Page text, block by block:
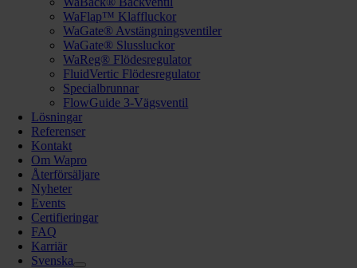
WaFlap™ Klaffluckor
WaGate® Avstängningsventiler
WaGate® Slussluckor
WaReg® Flödesregulator
FluidVertic Flödesregulator
Specialbrunnar
FlowGuide 3-Vägsventil
Lösningar
Referenser
Kontakt
Om Wapro
Återförsäljare
Nyheter
Events
Certifieringar
FAQ
Karriär
Svenska